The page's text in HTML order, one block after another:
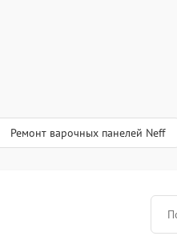
Ремонт варочных панелей Neff